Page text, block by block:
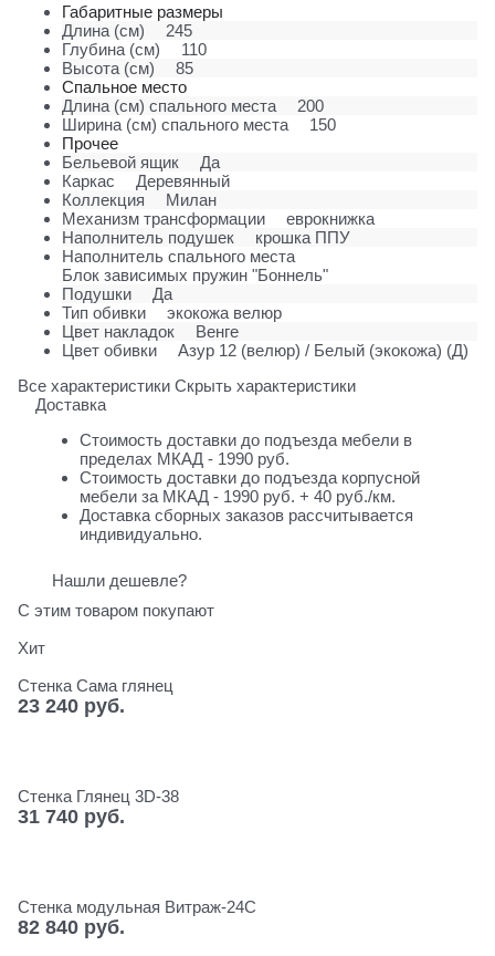
Габаритные размеры
Длина (см)
245
Глубина (см)
110
Высота (см)
85
Спальное место
Длина (см) спального места
200
Ширина (см) спального места
150
Прочее
Бельевой ящик
Да
Каркас
Деревянный
Коллекция
Милан
Механизм трансформации
еврокнижка
Наполнитель подушек
крошка ППУ
Наполнитель спального места
Блок зависимых пружин "Боннель"
Подушки
Да
Тип обивки
экокожа велюр
Цвет накладок
Венге
Цвет обивки
Азур 12 (велюр) / Белый (экокожа) (Д)
Все характеристики Скрыть характеристики
Доставка
Стоимость доставки до подъезда мебели в
пределах МКАД - 1990 руб.
Стоимость доставки до подъезда корпусной
мебели за МКАД - 1990 руб. + 40 руб./км.
Доставка сборных заказов рассчитывается
индивидуально.
Нашли дешевле?
С этим товаром покупают
Хит
Стенка Сама глянец
23 240 руб.
Стенка Глянец 3D-38
31 740 руб.
Стенка модульная Витраж-24С
82 840 руб.